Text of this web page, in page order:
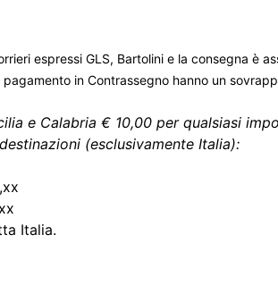
espressi GLS, Bartolini e la consegna è
in Contrassegno hanno un
e Calabria € 10,00 per qualsiasi
(esclusivamente Italia):
Italia.